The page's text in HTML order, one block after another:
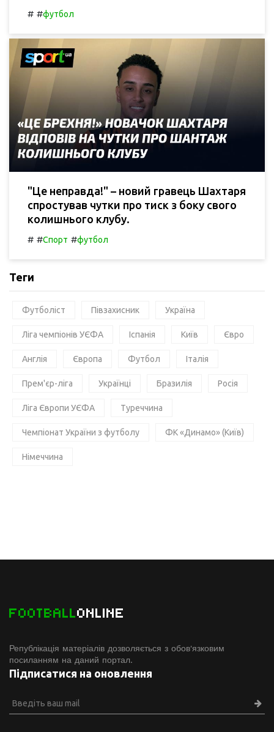
# #футбол
"Це неправда!" – новий гравець Шахтаря
спростував чутки про тиск з боку свого
колишнього клубу.
# #Спорт #футбол
Теги
Футболіст Півзахисник Україна
Ліга чемпіонів УЄФА Іспанія Київ Євро
Англія Європа Футбол Італія
Прем'єр-ліга Українці Бразилія Росія
Ліга Європи УЄФА Туреччина
Чемпіонат України з футболу ФК «Динамо» (Київ)
Німеччина
FOOTBALLONLINE
Републікація матеріалів дозволяється з обов'язковим
посиланням на даний портал.
Підписатися на оновлення